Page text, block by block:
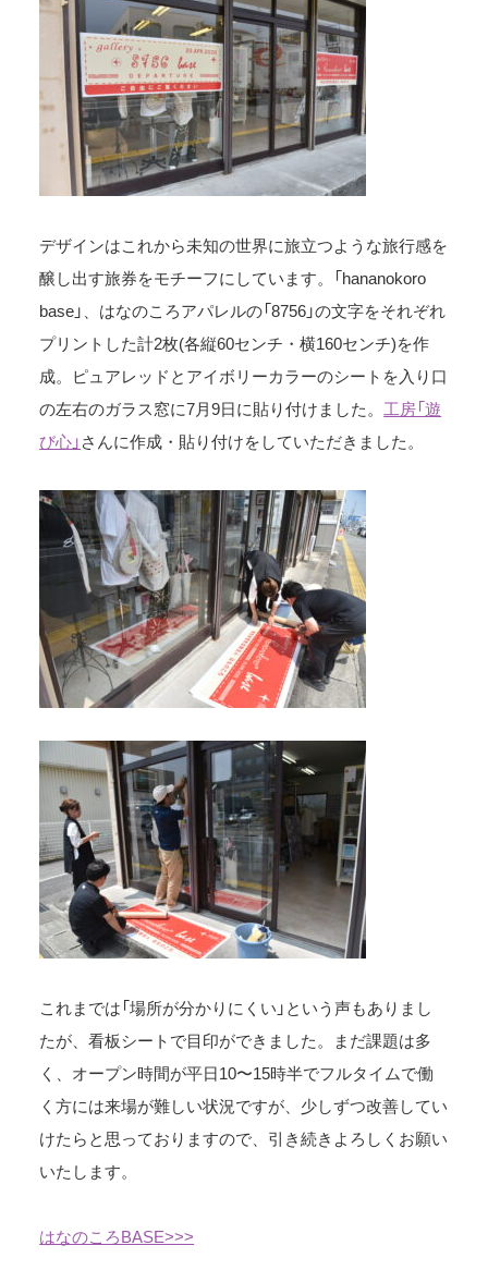
デザインはこれから未知の世界に旅立つような旅行感を
醸し出す旅券をモチーフにしています。「hananokoro
base」、はなのころアパレルの「8756」の文字をそれぞれ
プリントした計2枚(各縦60センチ・横160センチ)を作
成。ピュアレッドとアイボリーカラーのシートを入り口
の左右のガラス窓に7月9日に貼り付けました。工房「遊
び心」さんに作成・貼り付けをしていただきました。
これまでは「場所が分かりにくい」という声もありまし
たが、看板シートで目印ができました。まだ課題は多
く、オープン時間が平日10〜15時半でフルタイムで働
く方には来場が難しい状況ですが、少しずつ改善してい
けたらと思っておりますので、引き続きよろしくお願い
いたします。
はなのころBASE>>>